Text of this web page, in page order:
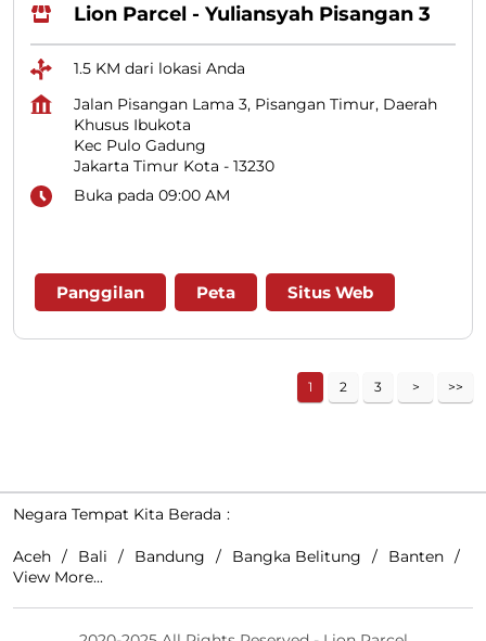
Lion Parcel - Yuliansyah Pisangan 3
1.5 KM dari lokasi Anda
Jalan Pisangan Lama 3, Pisangan Timur, Daerah
Khusus Ibukota
Kec Pulo Gadung
Jakarta Timur Kota - 13230
Buka pada 09:00 AM
Panggilan Peta Situs Web
1 2 3
Negara Tempat Kita Berada
Aceh Bali Bandung Bangka Belitung
Banten
View More...